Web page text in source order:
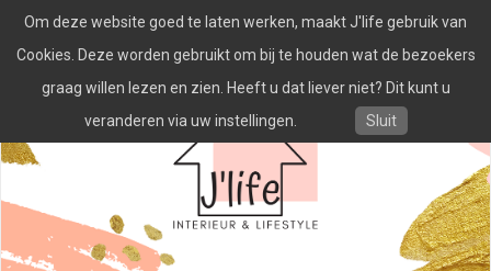
naar
inhoud
Om deze website goed te laten werken, maakt J'life gebruik van
Cookies. Deze worden gebruikt om bij te houden wat de bezoekers
graag willen lezen en zien. Heeft u dat liever niet? Dit kunt u
veranderen via uw instellingen.
Sluit